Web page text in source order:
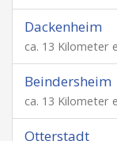
Dackenheim
ca. 13 Kilometer
Beindersheim
ca. 13 Kilometer
Otterstadt